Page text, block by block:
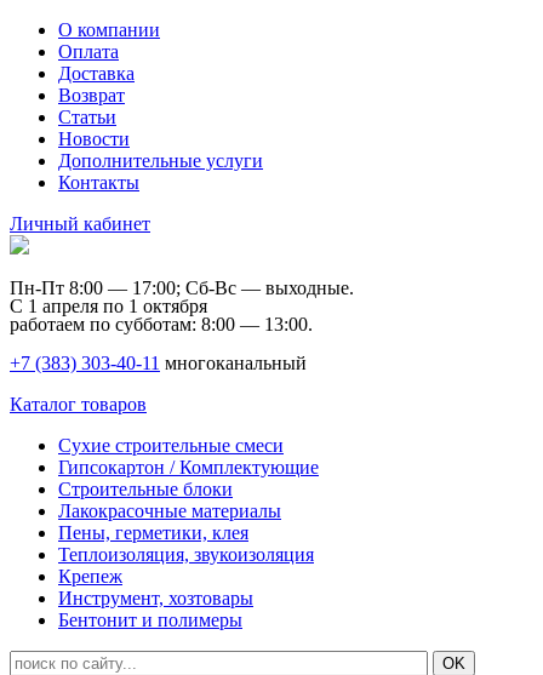
О компании
Оплата
Доставка
Возврат
Статьи
Новости
Дополнительные услуги
Контакты
Личный кабинет
Пн-Пт 8:00 — 17:00; Сб-Вс — выходные.
С 1 апреля по 1 октября
работаем по субботам: 8:00 — 13:00.
+7 (383) 303-40-11 многоканальный
Каталог товаров
Сухие строительные смеси
Гипсокартон / Комплектующие
Строительные блоки
Лакокрасочные материалы
Пены, герметики, клея
Теплоизоляция, звукоизоляция
Крепеж
Инструмент, хозтовары
Бентонит и полимеры